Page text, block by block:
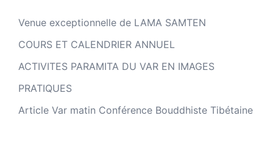
Venue exceptionnelle de LAMA SAMTEN
COURS ET CALENDRIER ANNUEL
ACTIVITES PARAMITA DU VAR EN IMAGES
PRATIQUES
Article Var matin Conférence Bouddhiste Tibétaine